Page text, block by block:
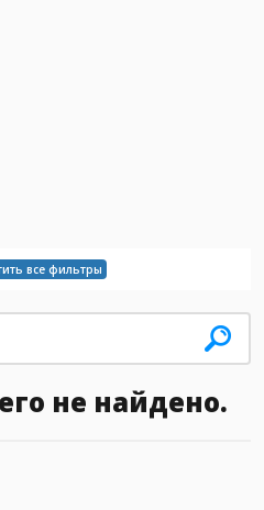
все фильтры
не найдено.